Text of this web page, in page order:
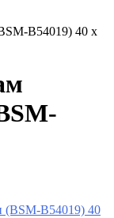
B54019) 40 х